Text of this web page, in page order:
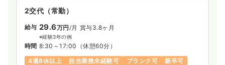
2交代（常勤）
給与 29.6万円/月 賞与3.8ヶ月
※経験3年の例
時間 8:30～17:00 （休憩60分）
4週8休以上
担当業務未経験可 ブランク可
新卒可